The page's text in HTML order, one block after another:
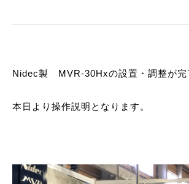
Nidec製 MVR-30Hxの設置・調整が完
本日より操作説明となります。